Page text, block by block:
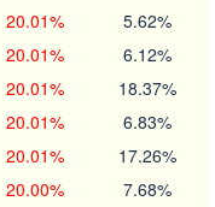
20.01% 5.62%
20.01% 6.12%
20.01% 18.37%
20.01% 6.83%
20.01% 17.26%
20.00% 7.68%